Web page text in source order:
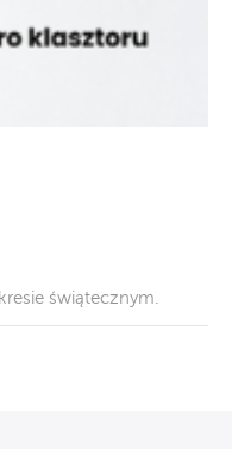
świątecznym.